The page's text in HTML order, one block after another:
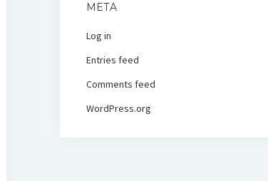
META
Log in
Entries feed
Comments feed
WordPress.org